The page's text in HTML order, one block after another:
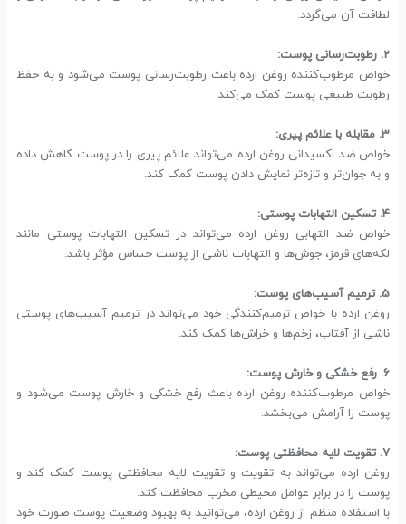
لطافت آن می‌گردد.
2. رطوبت‌رسانی پوست:
خواص مرطوب‌کننده روغن ارده باعث رطوبت‌رسانی پوست می‌شود و به حفظ
رطوبت طبیعی پوست کمک می‌کند.
3. مقابله با علائم پیری:
خواص ضد اکسیدانی روغن ارده می‌تواند علائم پیری را در پوست کاهش داده
و به جوان‌تر و تازه‌تر نمایش دادن پوست کمک کند.
4. تسکین التهابات پوستی:
خواص ضد التهابی روغن ارده می‌تواند در تسکین التهابات پوستی مانند
لکه‌های قرمز، جوش‌ها و التهابات ناشی از پوست حساس مؤثر باشد.
5. ترمیم آسیب‌های پوست:
روغن ارده با خواص ترمیم‌کنندگی خود می‌تواند در ترمیم آسیب‌های پوستی
ناشی از آفتاب، زخم‌ها و خراش‌ها کمک کند.
6. رفع خشکی و خارش پوست:
خواص مرطوب‌کننده روغن ارده باعث رفع خشکی و خارش پوست می‌شود و
پوست را آرامش می‌بخشد.
7. تقویت لایه محافظتی پوست:
روغن ارده می‌تواند به تقویت و تقویت لایه محافظتی پوست کمک کند و
پوست را در برابر عوامل محیطی مخرب محافظت کند.
با استفاده منظم از روغن ارده، می‌توانید به بهبود وضعیت پوست صورت خود